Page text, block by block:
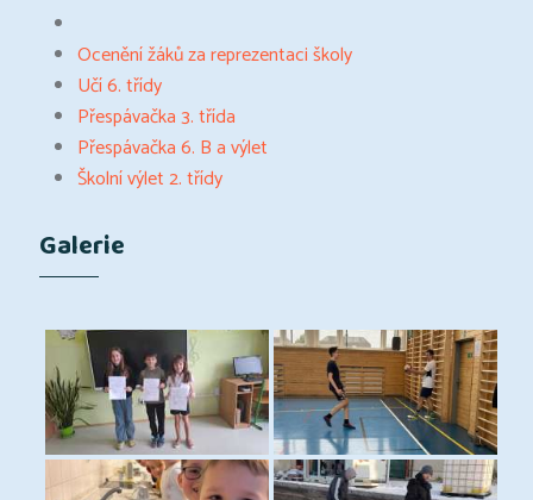
Ocenění žáků za reprezentaci školy
Učí 6. třídy
Přespávačka 3. třída
Přespávačka 6. B a výlet
Školní výlet 2. třídy
Galerie